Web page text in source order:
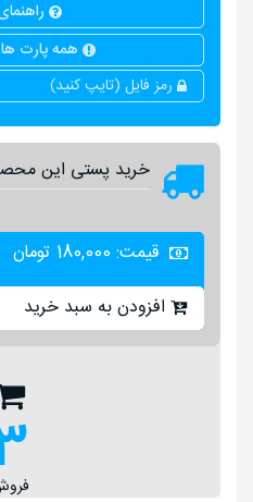
همه پارت
رمز فایل (تایپ کنید)
خرید پستی این
قیمت: 180,000 تومان
افزودن به سبد خرید